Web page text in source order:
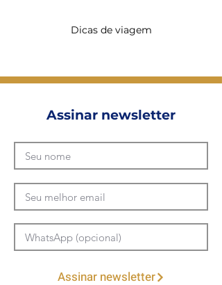
Dicas de viagem
Assinar newsletter
Assinar newsletter